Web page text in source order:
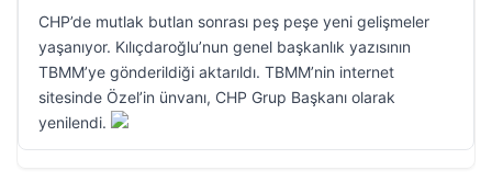
CHP’de mutlak butlan sonrası peş peşe yeni gelişmeler
yaşanıyor. Kılıçdaroğlu’nun genel başkanlık yazısının
TBMM’ye gönderildiği aktarıldı. TBMM’nin internet
sitesinde Özel’in ünvanı, CHP Grup Başkanı olarak
yenilendi.